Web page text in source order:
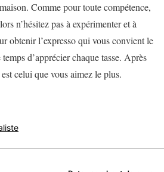
Comme pour toute compétence,
n’hésitez pas à expérimenter et à
obtenir l’expresso qui vous convient le
d’apprécier chaque tasse. Après
celui que vous aimez le plus.